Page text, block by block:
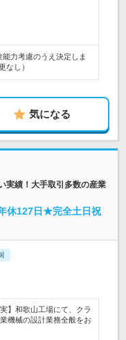
力考慮のうえ決定しま
なし）
気になる
実績！大手取引多数の産業
休127日★完全土日祝
】和歌山工場にて、クラ
機械の設計業務全般をお